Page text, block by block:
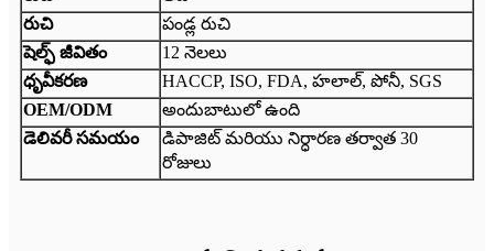
రుచి
పండ్ల రుచి
షెల్ఫ్ జీవితం
12 నెలలు
ధృవీకరణ
HACCP, ISO, FDA, హలాల్, పోనీ, SGS
OEM/ODM
అందుబాటులో ఉంది
డెలివరీ సమయం
డిపాజిట్ మరియు నిర్ధారణ తర్వాత 30
రోజులు